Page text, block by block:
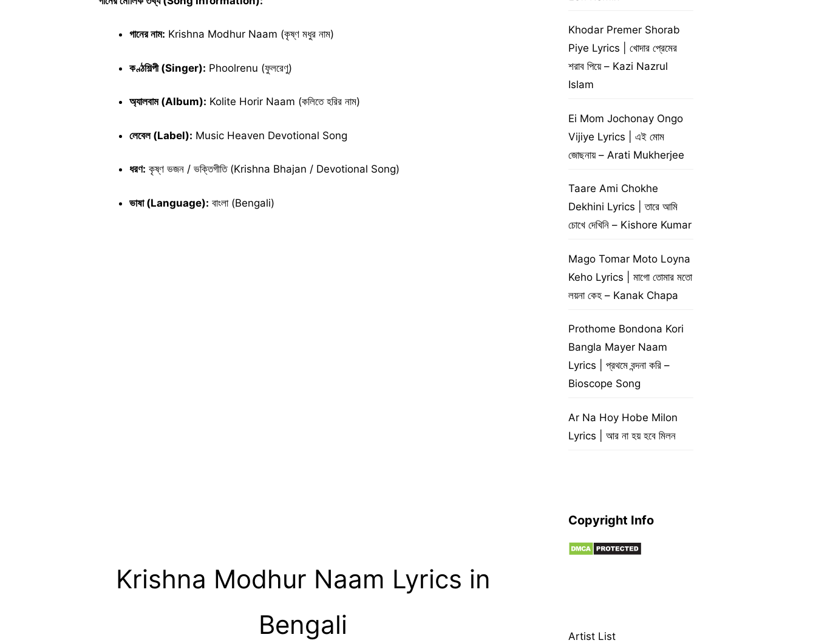
গানের নাম: Krishna Modhur Naam (কৃষ্ণ মধুর নাম)
কণ্ঠশিল্পী (Singer): Phoolrenu (ফুলরেণু)
অ্যালবাম (Album): Kolite Horir Naam (কলিতে হরির নাম)
লেবেল (Label): Music Heaven Devotional Song
ধরণ: কৃষ্ণ ভজন / ভক্তিগীতি (Krishna Bhajan / Devotional Song)
ভাষা (Language): বাংলা (Bengali)
Krishna Modhur Naam Lyrics in
Bengali
Khodar Premer Shorab
Piye Lyrics | খোদার প্রেমের
শরাব পিয়ে – Kazi Nazrul
Islam
Ei Mom Jochonay Ongo
Vijiye Lyrics | এই মোম
জোছনায় – Arati Mukherjee
Taare Ami Chokhe
Dekhini Lyrics | তারে আমি
চোখে দেখিনি – Kishore Kumar
Mago Tomar Moto Loyna
Keho Lyrics | মাগো তোমার মতো
লয়না কেহ – Kanak Chapa
Prothome Bondona Kori
Bangla Mayer Naam
Lyrics | প্রথমে বন্দনা করি –
Bioscope Song
Ar Na Hoy Hobe Milon
Lyrics | আর না হয় হবে মিলন
Copyright Info
Artist List